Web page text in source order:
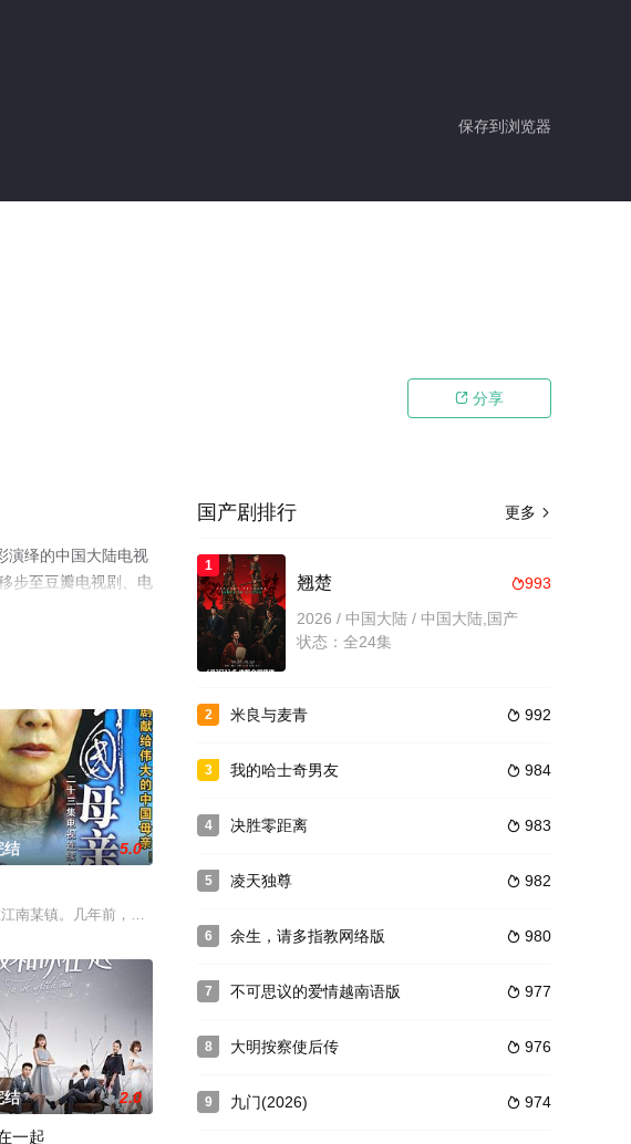
保存到浏览器
 分享
演绎的中国大陆电视
步至豆瓣电视剧、电
匿于府中，并觊觎四大家族的财
，被飞来的足球砸到后背摔倒了。满肚子委屈的浩然找到足球队去理论，
结 5.0
南某镇。几年前，母亲王娟（归亚蕾 饰）带着大女儿黄鹂（蒋林静 饰）、次女黄琳（舒畅 饰）
结 2.0
一起
更多 
国产剧排行
1
993
翘楚
2026 / 中国大陆 / 中国大陆,国产
状态：全24集
2  992
米良与麦青
3  984
我的哈士奇男友
4  983
决胜零距离
5  982
凌天独尊
6  980
余生，请多指教网络版
7  977
不可思议的爱情越南语版
8  976
大明按察使后传
9  974
九门(2026)